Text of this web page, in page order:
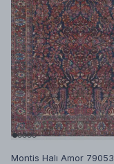
Montis Halı Amor 79053